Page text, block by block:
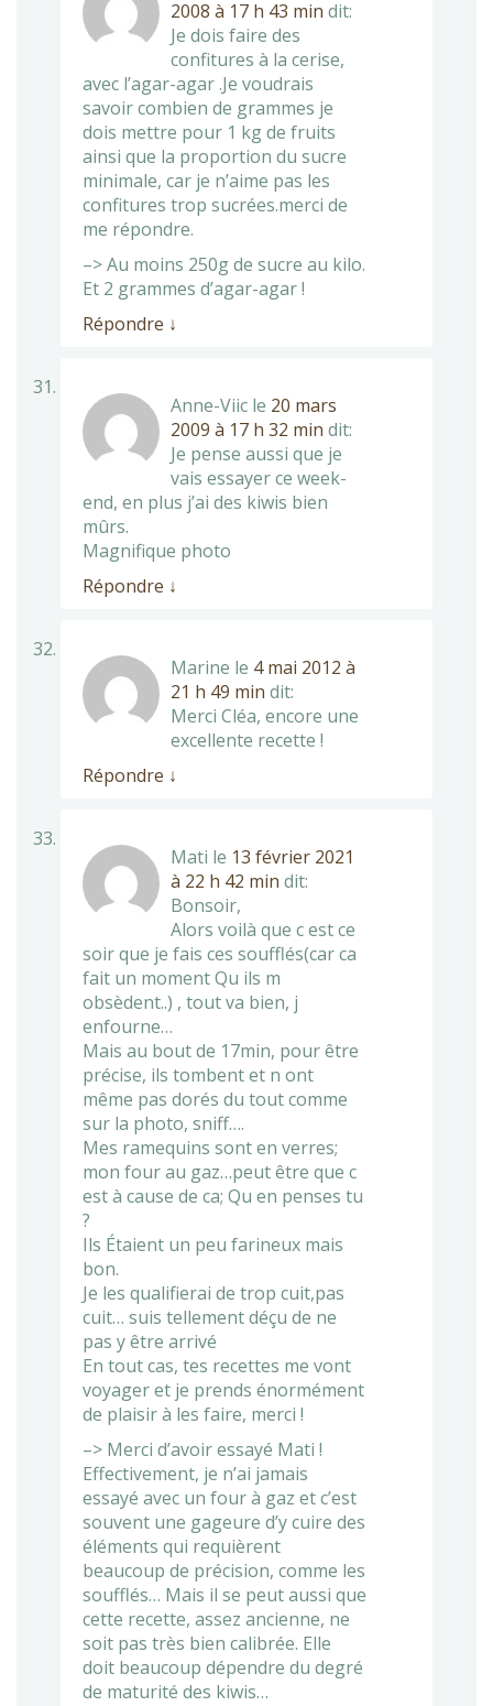
2008 à 17 h 43 min dit:
Je dois faire des
confitures à la cerise,
avec l’agar-agar .Je voudrais
savoir combien de grammes je
dois mettre pour 1 kg de fruits
ainsi que la proportion du sucre
minimale, car je n’aime pas les
confitures trop sucrées.merci de
me répondre.
–> Au moins 250g de sucre au kilo.
Et 2 grammes d’agar-agar !
Répondre ↓
Anne-Viic le 20 mars
2009 à 17 h 32 min dit:
Je pense aussi que je
vais essayer ce week-
end, en plus j’ai des kiwis bien
mûrs.
Magnifique photo
Répondre ↓
Marine le 4 mai 2012 à
21 h 49 min dit:
Merci Cléa, encore une
excellente recette !
Répondre ↓
Mati le 13 février 2021
à 22 h 42 min dit:
Bonsoir,
Alors voilà que c est ce
soir que je fais ces soufflés(car ca
fait un moment Qu ils m
obsèdent..) , tout va bien, j
enfourne…
Mais au bout de 17min, pour être
précise, ils tombent et n ont
même pas dorés du tout comme
sur la photo, sniff….
Mes ramequins sont en verres;
mon four au gaz…peut être que c
est à cause de ca; Qu en penses tu
?
Ils Étaient un peu farineux mais
bon.
Je les qualifierai de trop cuit,pas
cuit… suis tellement déçu de ne
pas y être arrivé
En tout cas, tes recettes me vont
voyager et je prends énormément
de plaisir à les faire, merci !
–> Merci d’avoir essayé Mati !
Effectivement, je n’ai jamais
essayé avec un four à gaz et c’est
souvent une gageure d’y cuire des
éléments qui requièrent
beaucoup de précision, comme les
soufflés… Mais il se peut aussi que
cette recette, assez ancienne, ne
soit pas très bien calibrée. Elle
doit beaucoup dépendre du degré
de maturité des kiwis…